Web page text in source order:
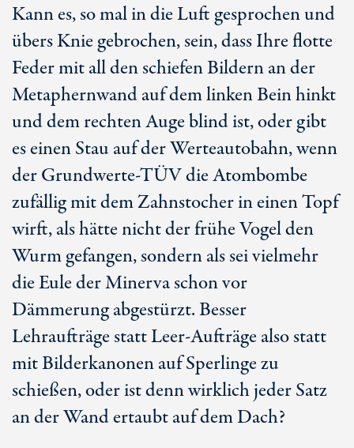
Kann es, so mal in die Luft gesprochen und
übers Knie gebrochen, sein, dass Ihre flotte
Feder mit all den schiefen Bildern an der
Metaphernwand auf dem linken Bein hinkt
und dem rechten Auge blind ist, oder gibt
es einen Stau auf der Werteautobahn, wenn
der Grundwerte-TÜV die Atombombe
zufällig mit dem Zahnstocher in einen Topf
wirft, als hätte nicht der frühe Vogel den
Wurm gefangen, sondern als sei vielmehr
die Eule der Minerva schon vor
Dämmerung abgestürzt. Besser
Lehraufträge statt Leer-Aufträge also statt
mit Bilderkanonen auf Sperlinge zu
schießen, oder ist denn wirklich jeder Satz
an der Wand ertaubt auf dem Dach?